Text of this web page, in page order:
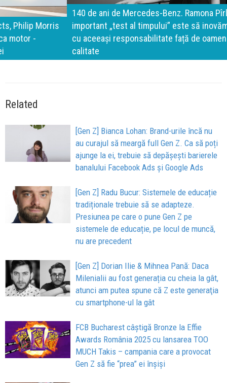
140 de ani de Mercedes-Benz. Ramona Pîrlog: Cel mai
important „test al timpului” este să inovăm constant, dar
cu aceeași responsabilitate față de oameni, siguranță și
Related
[Gen Z] Bianca Lohan: Brand-urile încă nu
au curajul să meargă full Gen Z. Ca să poți
ajunge la ei, trebuie să depășești barierele
banalului Facebook Ads și Google Ads
[Gen Z] Radu Bucur: Sistemele de educație
tradiționale trebuie să se adapteze.
Presiunea pe care o pune Gen Z pe
sistemele de educație, pe locul de muncă,
nu are precedent
[Gen Z] Dorian Ilie & Mihnea Pană: Daca
Milenialii au fost generația cu cheia la gât,
atunci am putea spune că Z este generaţia
cu smartphone-ul la gât
FCB Bucharest câștigă Bronze la Effie
Awards România 2025 cu lansarea TOO
MUCH Takis – campania care a provocat
Gen Z să fie “prea” ei înșiși